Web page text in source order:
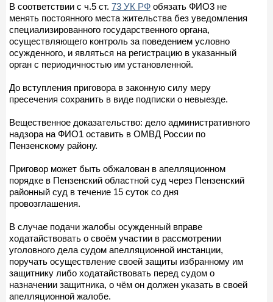
В соответствии с ч.5 ст. 73 УК РФ обязать ФИО3 не
менять постоянного места жительства без уведомления
специализированного государственного органа,
осуществляющего контроль за поведением условно
осужденного, и являться на регистрацию в указанный
орган с периодичностью им установленной.
До вступления приговора в законную силу меру
пресечения сохранить в виде подписки о невыезде.
Вещественное доказательство: дело административного
надзора на ФИО1 оставить в ОМВД России по
Пензенскому району.
Приговор может быть обжалован в апелляционном
порядке в Пензенский областной суд через Пензенский
районный суд в течение 15 суток со дня
провозглашения.
В случае подачи жалобы осужденный вправе
ходатайствовать о своём участии в рассмотрении
уголовного дела судом апелляционной инстанции,
поручать осуществление своей защиты избранному им
защитнику либо ходатайствовать перед судом о
назначении защитника, о чём он должен указать в своей
апелляционной жалобе.